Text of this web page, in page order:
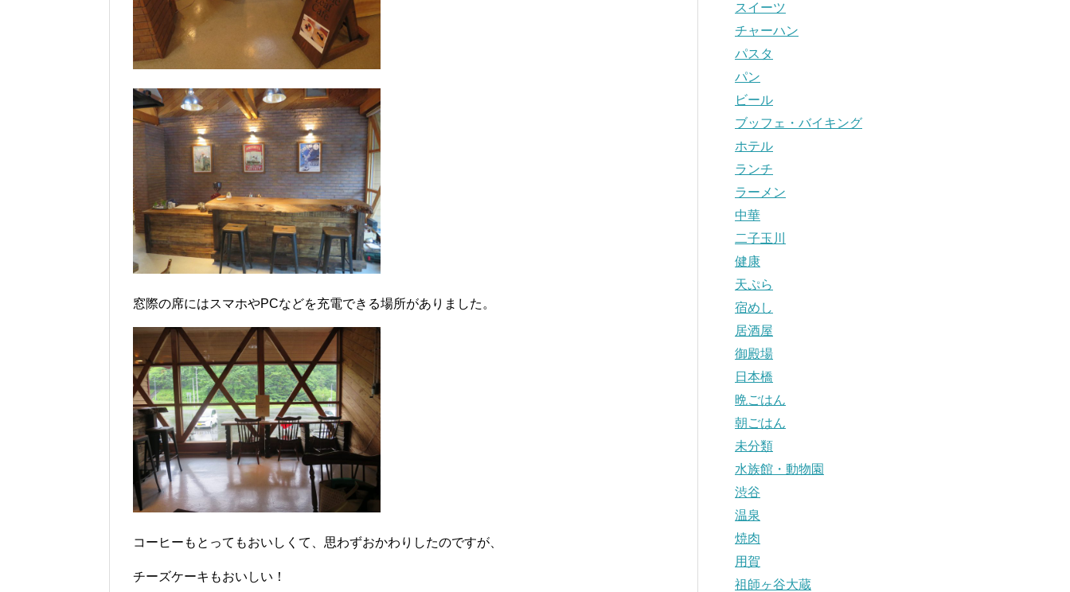
窓際の席にはスマホやPCなどを充電できる場所がありました。
コーヒーもとってもおいしくて、思わずおかわりしたのですが、
チーズケーキもおいしい！
スイーツ
チャーハン
パスタ
パン
ビール
ブッフェ・バイキング
ホテル
ランチ
ラーメン
中華
二子玉川
健康
天ぷら
宿めし
居酒屋
御殿場
日本橋
晩ごはん
朝ごはん
未分類
水族館・動物園
渋谷
温泉
焼肉
用賀
祖師ヶ谷大蔵